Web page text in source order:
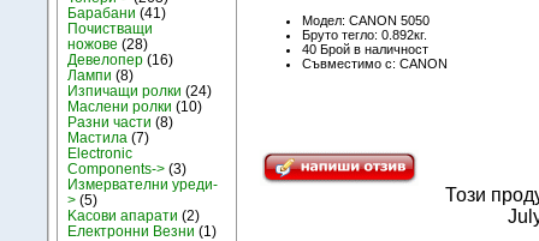
Барабани (41)
Почистващи
ножове (28)
Девелопер (16)
Лампи (8)
Изпичащи ролки (24)
Маслени ролки (10)
Разни части (8)
Мастила (7)
Electronic
Components-> (3)
Измервателни уреди-
> (5)
Kасови апарати (2)
Електронни Везни (1)
Модел: CANON 5050
Бруто тегло: 0.892кг.
40 Брой в наличност
Съвместимо с: CANON
Този